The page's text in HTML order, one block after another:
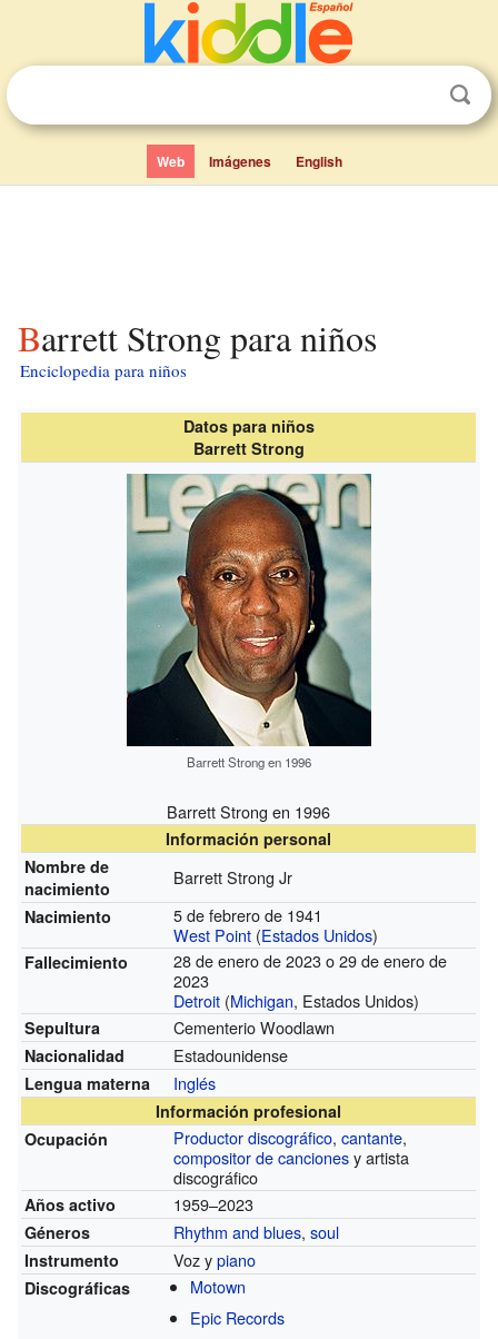
Web Imágenes English
Barrett Strong para niños
Enciclopedia para niños
Datos para niños
Barrett Strong
Barrett Strong en 1996
Barrett Strong en 1996
Información personal
Nombre de
nacimiento
Barrett Strong Jr
Nacimiento
5 de febrero de 1941
West Point (Estados Unidos)
Fallecimiento
28 de enero de 2023 o 29 de enero de
2023
Detroit (Michigan, Estados Unidos)
Sepultura Cementerio Woodlawn
Nacionalidad Estadounidense
Lengua materna Inglés
Información profesional
Ocupación
Productor discográfico,cantante,
compositor de cancionesy artista
discográfico
Años activo 1959–2023
Géneros Rhythm and blues,soul
Instrumento Voz ypiano
Discográficas
Motown
Epic Records